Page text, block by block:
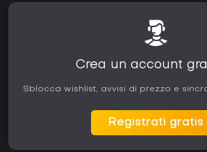
Crea un account
Sblocca wishlist, avvisi di prezzo e
Registrati gratis